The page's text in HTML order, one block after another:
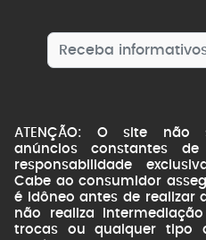
ATENÇÃO: O site não
anúncios constantes
responsabilidade
Cabe ao consumidor
é idôneo antes de realizar
não realiza
trocas ou qualquer tipo